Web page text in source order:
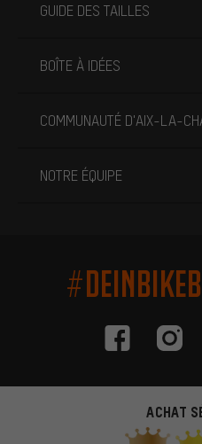
GUIDE DES TAILLES
BOÎTE À IDÉES
COMMUNAUTÉ D'AIX-LA-
NOTRE ÉQUIPE
ACHAT